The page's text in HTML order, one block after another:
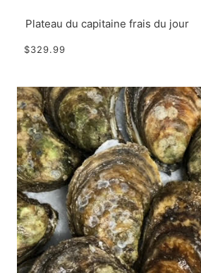
Plateau du capitaine frais du jour
$329.99